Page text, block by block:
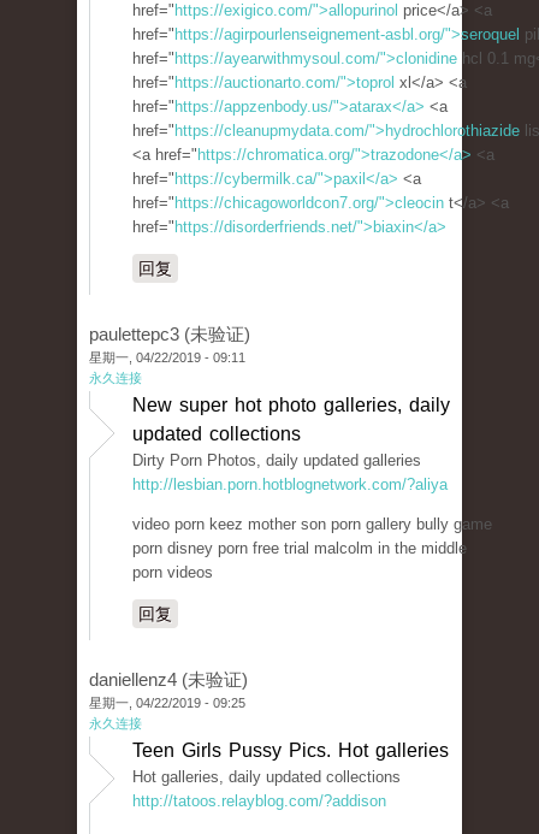
href=" https://exigico.com/">allopurinol price</a> <a
href=" https://agirpourlenseignement-asbl.org/">seroquel
href=" https://ayearwithmysoul.com/">clonidine hcl 0.1
href=" https://auctionarto.com/">toprol xl</a> <a
href=" https://appzenbody.us/">atarax</a> <a
href=" https://cleanupmydata.com/">hydrochlorothiazide
<a href=" https://chromatica.org/">trazodone</a> <a
href=" https://cybermilk.ca/">paxil</a> <a
href=" https://chicagoworldcon7.org/">cleocin t</a> <a
href=" https://disorderfriends.net/">biaxin</a>
回复
paulettepc3 (未验证)
星期一, 04/22/2019 - 09:11
永久连接
New super hot photo galleries, daily
updated collections
Dirty Porn Photos, daily updated galleries
http://lesbian.porn.hotblognetwork.com/?aliya
video porn keez mother son porn gallery bully game
porn disney porn free trial malcolm in the middle
porn videos
回复
daniellenz4 (未验证)
星期一, 04/22/2019 - 09:25
永久连接
Teen Girls Pussy Pics. Hot galleries
Hot galleries, daily updated collections
http://tatoos.relayblog.com/?addison